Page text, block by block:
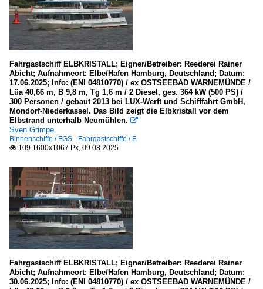
Deutschland
Hamburg
Unternehmen
Deutschland
ATG Alster-Touristik GmbH, Hamburg
Niederlande
Fahrgastschiff ELBKRISTALL; Eigner/Betreiber: Reederei Rainer
Abicht; Aufnahmeort: Elbe/Hafen Hamburg, Deutschland; Datum:
17.06.2025; Info: (ENI 04810770) / ex OSTSEEBAD WARNEMÜNDE /
Lüa 40,66 m, B 9,8 m, Tg 1,6 m / 2 Diesel, ges. 364 kW (500 PS) /
300 Personen / gebaut 2013 bei LUX-Werft und Schifffahrt GmbH,
Mondorf-Niederkassel. Das Bild zeigt die Elbkristall vor dem
Elbstrand unterhalb Neumühlen. 
Sven Grimpe
Binnenschiffe / FGS - Fahrgastschiffe / E
 109 1600x1067 Px, 09.08.2025
Fahrgastschiff ELBKRISTALL; Eigner/Betreiber: Reederei Rainer
Abicht; Aufnahmeort: Elbe/Hafen Hamburg, Deutschland; Datum:
30.06.2025; Info: (ENI 04810770) / ex OSTSEEBAD WARNEMÜNDE /